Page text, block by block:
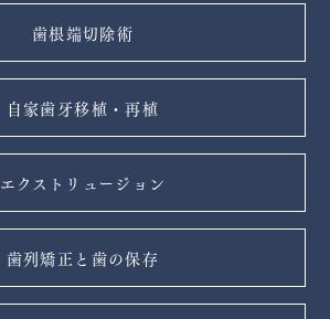
歯根端切除術
自家歯牙移植・再植
エクストリュージョン
歯列矯正と歯の保存